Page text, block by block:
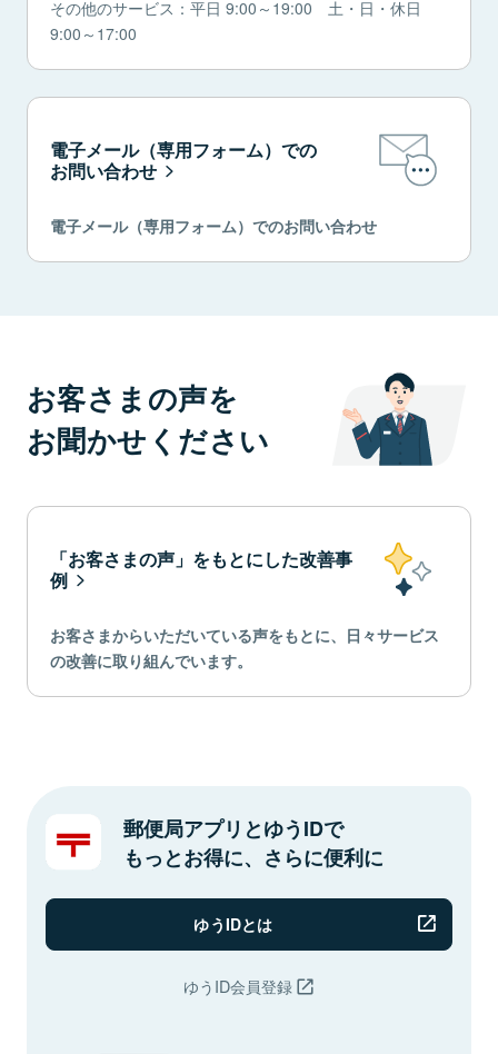
その他のサービス：平日 9:00～19:00 土・日・休日
9:00～17:00
電子メール（専用フォーム）での
お問い合わせ
電子メール（専用フォーム）でのお問い合わせ
お客さまの声を
お聞かせください
「お客さまの声」をもとにした改善事
例
お客さまからいただいている声をもとに、日々サービス
の改善に取り組んでいます。
郵便局アプリとゆうIDで
もっとお得に、さらに便利に
ゆうIDとは
ゆうID会員登録